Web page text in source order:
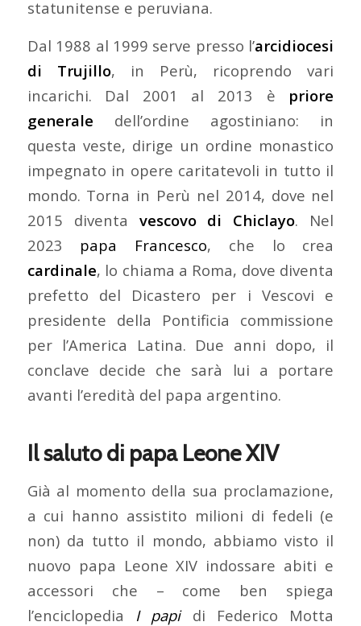
statunitense e peruviana.
Dal 1988 al 1999 serve presso l’arcidiocesi
di Trujillo, in Perù, ricoprendo vari
incarichi. Dal 2001 al 2013 è priore
generale dell’ordine agostiniano: in
questa veste, dirige un ordine monastico
impegnato in opere caritatevoli in tutto il
mondo. Torna in Perù nel 2014, dove nel
2015 diventa vescovo di Chiclayo. Nel
2023 papa Francesco, che lo crea
cardinale, lo chiama a Roma, dove diventa
prefetto del Dicastero per i Vescovi e
presidente della Pontificia commissione
per l’America Latina. Due anni dopo, il
conclave decide che sarà lui a portare
avanti l’eredità del papa argentino.
Il saluto di papa Leone XIV
Già al momento della sua proclamazione,
a cui hanno assistito milioni di fedeli (e
non) da tutto il mondo, abbiamo visto il
nuovo papa Leone XIV indossare abiti e
accessori che – come ben spiega
l’enciclopedia I papidi Federico Motta